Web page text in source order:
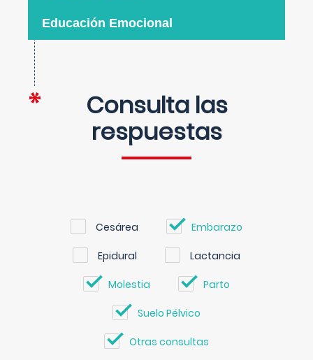
Educación Emocional
Consulta las
respuestas
Cesárea Embarazo
Epidural Lactancia
Molestia Parto
Suelo Pélvico
Otras consultas